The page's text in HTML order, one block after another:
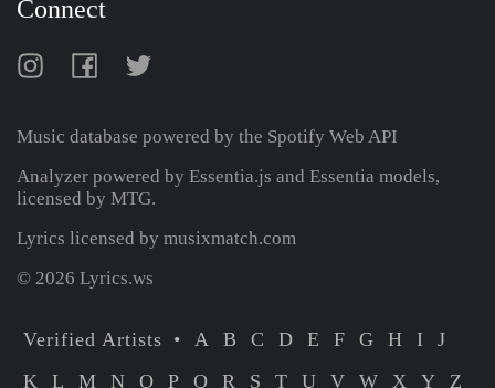
Connect
Music database powered by the Spotify Web API
Analyzer powered by Essentia.js and Essentia models,
licensed by MTG.
Lyrics licensed by musixmatch.com
© 2026 Lyrics.ws
Verified Artists A B C D E F G H I
J
K
L M N O P Q R S T U V W X Y Z